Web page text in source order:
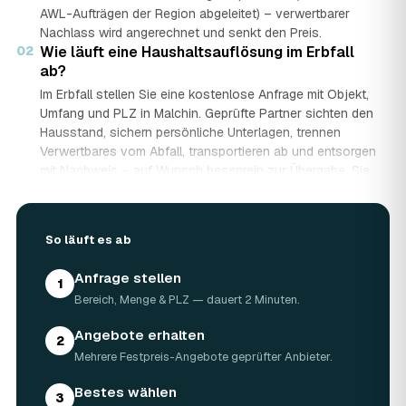
AWL-Aufträgen der Region abgeleitet) – verwertbarer
Nachlass wird angerechnet und senkt den Preis.
02 Wie läuft eine Haushaltsauflösung im Erbfall
ab?
Im Erbfall stellen Sie eine kostenlose Anfrage mit Objekt,
Umfang und PLZ in Malchin. Geprüfte Partner sichten den
Hausstand, sichern persönliche Unterlagen, trennen
Verwertbares vom Abfall, transportieren ab und entsorgen
mit Nachweis – auf Wunsch besenrein zur Übergabe. Sie
Ruhe, gerade wenn mehrere Erben beteiligt sind.
angerechnet?
Ja. Antiquitäten, Möbel, Schmuck und ganze Sammlungen
aus dem Nachlass werden fachkundig begutachtet und
auf den Preis angerechnet. Bei wertvollem Hausstand
kann die Haushaltsauflösung in Malchin dadurch nahezu
kostenneutral werden – in Einzelfällen bis hin zu
Nullkosten.
Wie lange dauert eine Haushaltsauflösung in
So läuft es ab
1 Anfrage stellen
Bereich, Menge & PLZ — dauert 2 Minuten.
2 Angebote erhalten
Mehrere Festpreis-Angebote geprüfter Anbieter.
3 Bestes wählen